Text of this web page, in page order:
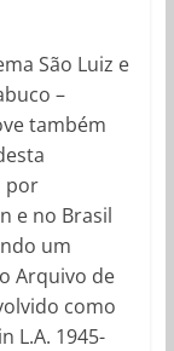
São Luiz e
–
também
por
e no Brasil
um
Arquivo de
como
L.A. 1945-